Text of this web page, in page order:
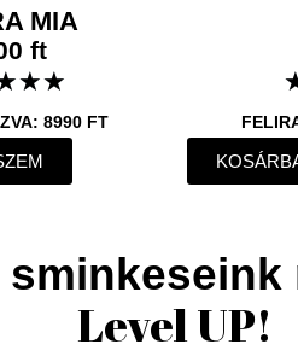
MIA
ft
★★
8990 FT
sminkeseink
Level UP!